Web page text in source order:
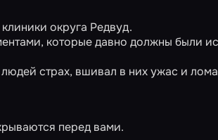
округа Редвуд.
которые давно должны были
страх, вшивал в них ужас и
перед вами.